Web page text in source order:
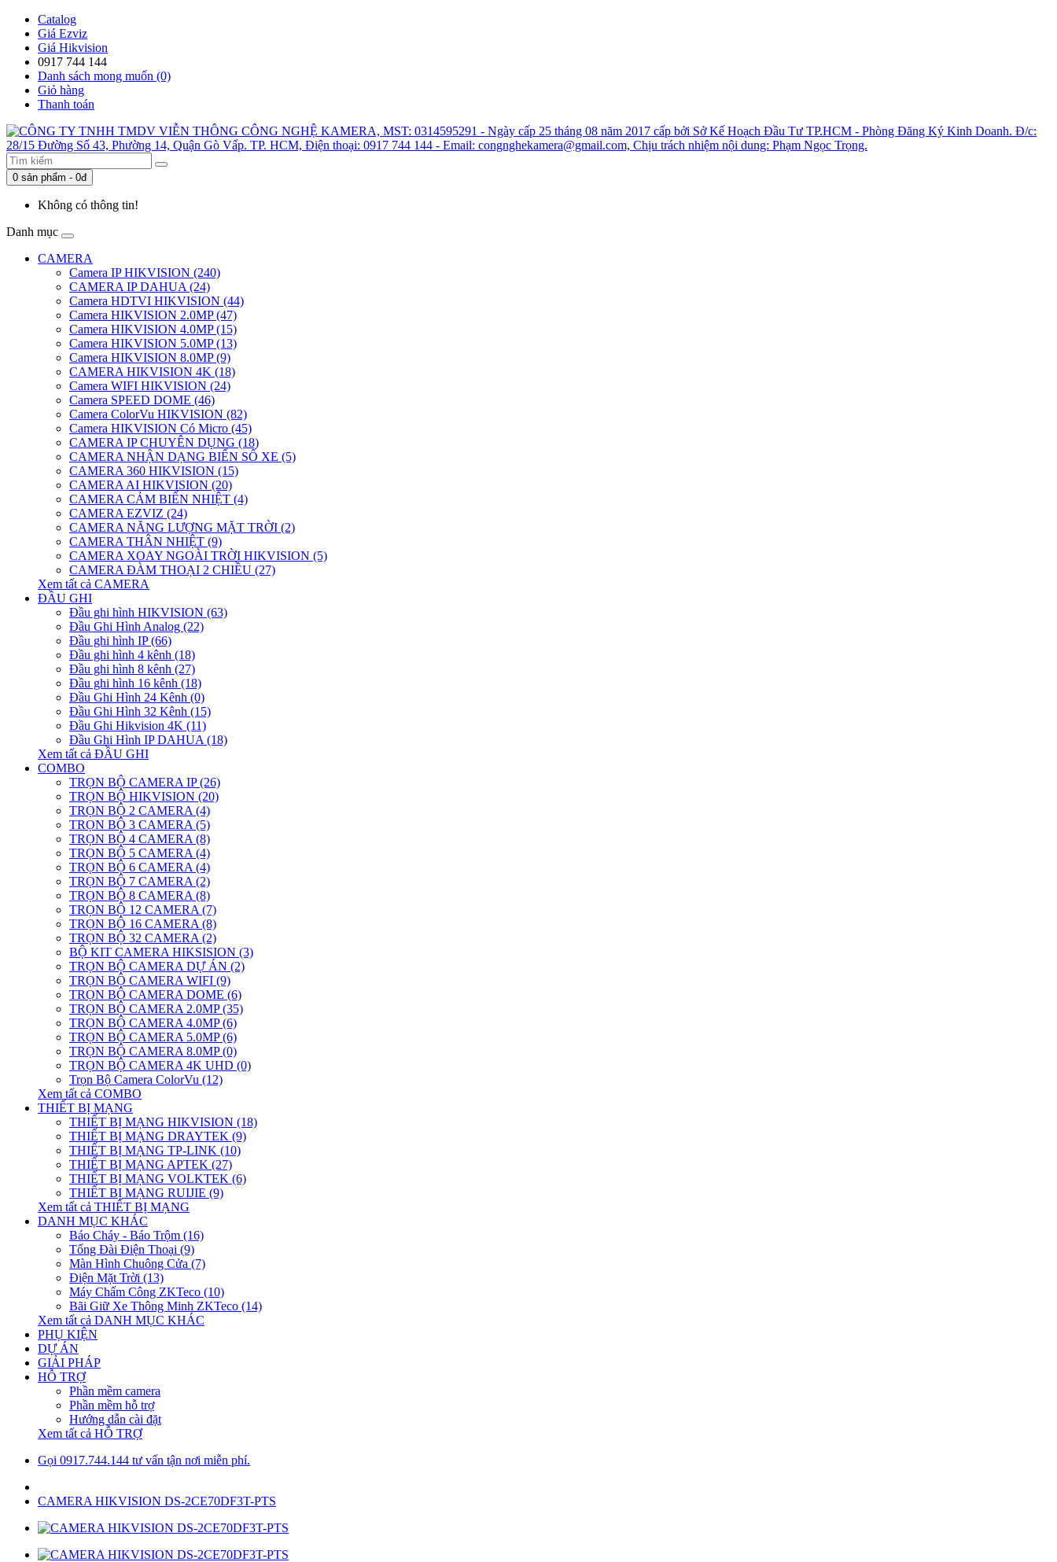
Catalog
Giá Ezviz
Giá Hikvision
0917 744 144
Danh sách mong muốn (0)
Giỏ hàng
Thanh toán
0 sản phẩm - 0đ
Không có thông tin!
Danh mục
CAMERA
Camera IP HIKVISION (240)
CAMERA IP DAHUA (24)
Camera HDTVI HIKVISION (44)
Camera HIKVISION 2.0MP (47)
Camera HIKVISION 4.0MP (15)
Camera HIKVISION 5.0MP (13)
Camera HIKVISION 8.0MP (9)
CAMERA HIKVISION 4K (18)
Camera WIFI HIKVISION (24)
Camera SPEED DOME (46)
Camera ColorVu HIKVISION (82)
Camera HIKVISION Có Micro (45)
CAMERA IP CHUYÊN DỤNG (18)
CAMERA NHẬN DẠNG BIỂN SỐ XE (5)
CAMERA 360 HIKVISION (15)
CAMERA AI HIKVISION (20)
CAMERA CẢM BIẾN NHIỆT (4)
CAMERA EZVIZ (24)
CAMERA NĂNG LƯỢNG MẶT TRỜI (2)
CAMERA THÂN NHIỆT (9)
CAMERA XOAY NGOÀI TRỜI HIKVISION (5)
CAMERA ĐÀM THOẠI 2 CHIỀU (27)
Xem tất cả CAMERA
ĐẦU GHI
Đầu ghi hình HIKVISION (63)
Đầu Ghi Hình Analog (22)
Đầu ghi hình IP (66)
Đầu ghi hình 4 kênh (18)
Đầu ghi hình 8 kênh (27)
Đầu ghi hình 16 kênh (18)
Đầu Ghi Hình 24 Kênh (0)
Đầu Ghi Hình 32 Kênh (15)
Đầu Ghi Hikvision 4K (11)
Đầu Ghi Hình IP DAHUA (18)
Xem tất cả ĐẦU GHI
COMBO
TRỌN BỘ CAMERA IP (26)
TRỌN BỘ HIKVISION (20)
TRỌN BỘ 2 CAMERA (4)
TRỌN BỘ 3 CAMERA (5)
TRỌN BỘ 4 CAMERA (8)
TRỌN BỘ 5 CAMERA (4)
TRỌN BỘ 6 CAMERA (4)
TRỌN BỘ 7 CAMERA (2)
TRỌN BỘ 8 CAMERA (8)
TRỌN BỘ 12 CAMERA (7)
TRỌN BỘ 16 CAMERA (8)
TRỌN BỘ 32 CAMERA (2)
BỘ KIT CAMERA HIKSISION (3)
TRỌN BỘ CAMERA DỰ ÁN (2)
TRỌN BỘ CAMERA WIFI (9)
TRỌN BỘ CAMERA DOME (6)
TRỌN BỘ CAMERA 2.0MP (35)
TRỌN BỘ CAMERA 4.0MP (6)
TRỌN BỘ CAMERA 5.0MP (6)
TRỌN BỘ CAMERA 8.0MP (0)
TRỌN BỘ CAMERA 4K UHD (0)
Trọn Bộ Camera ColorVu (12)
Xem tất cả COMBO
THIẾT BỊ MẠNG
THIẾT BỊ MẠNG HIKVISION (18)
THIẾT BỊ MẠNG DRAYTEK (9)
THIẾT BỊ MẠNG TP-LINK (10)
THIẾT BỊ MẠNG APTEK (27)
THIẾT BỊ MẠNG VOLKTEK (6)
THIẾT BỊ MẠNG RUIJIE (9)
Xem tất cả THIẾT BỊ MẠNG
DANH MỤC KHÁC
Báo Cháy - Báo Trộm (16)
Tổng Đài Điện Thoại (9)
Màn Hình Chuông Cửa (7)
Điện Mặt Trời (13)
Máy Chấm Công ZKTeco (10)
Bãi Giữ Xe Thông Minh ZKTeco (14)
Xem tất cả DANH MỤC KHÁC
PHỤ KIỆN
DỰ ÁN
GIẢI PHÁP
HỖ TRỢ
Phần mềm camera
Phần mềm hỗ trợ
Hướng dẫn cài đặt
Xem tất cả HỖ TRỢ
Gọi 0917.744.144 tư vấn tận nơi miễn phí.
CAMERA HIKVISION DS-2CE70DF3T-PTS